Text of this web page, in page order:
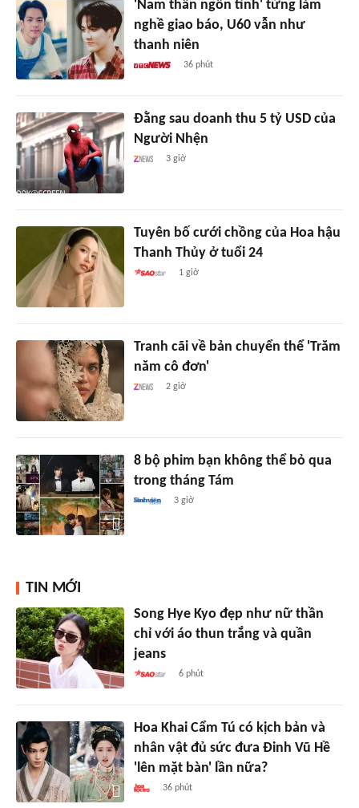
'Nam thần ngôn tình' từng làm
nghề giao báo, U60 vẫn như
thanh niên
36 phút
Đằng sau doanh thu 5 tỷ USD của
Người Nhện
3 giờ
Tuyên bố cưới chồng của Hoa hậu
Thanh Thủy ở tuổi 24
1 giờ
Tranh cãi về bản chuyển thể 'Trăm
năm cô đơn'
2 giờ
8 bộ phim bạn không thể bỏ qua
trong tháng Tám
3 giờ
TIN MỚI
Song Hye Kyo đẹp như nữ thần
chỉ với áo thun trắng và quần
jeans
6 phút
Hoa Khai Cẩm Tú có kịch bản và
nhân vật đủ sức đưa Đinh Vũ Hề
'lên mặt bàn' lần nữa?
36 phút